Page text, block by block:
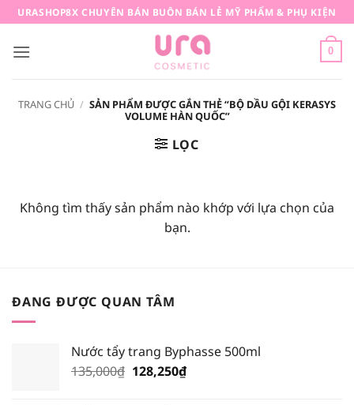
qua
nội
URASHOP8X CHUYÊN BÁN BUÔN BÁN LẺ MỸ PHẨM & PHỤ KIỆN
0
TRANG CHỦ / SẢN PHẨM ĐƯỢC GẮN THẺ “BỘ DẦU GỘI KERASYS
VOLUME HÀN QUỐC”
LỌC
Không tìm thấy sản phẩm nào khớp với lựa chọn của
bạn.
ĐANG ĐƯỢC QUAN TÂM
Nước tẩy trang Byphasse 500ml
135,000₫ Giá
128,250₫Giá